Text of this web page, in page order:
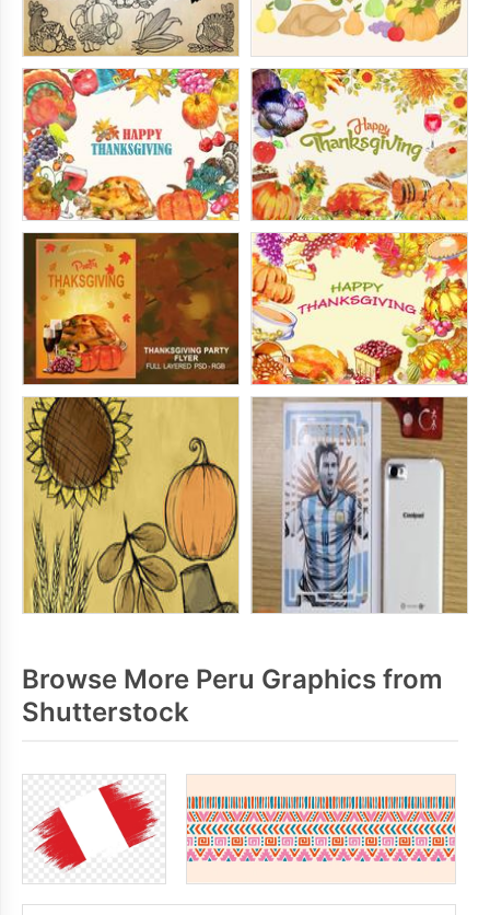
Browse More Peru Graphics from
Shutterstock